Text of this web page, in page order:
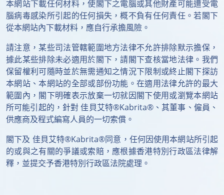
本網站下載任何材料，使閣下之電腦或其他財產可能遭受電
腦病毒感染所引起的任何損失，概不負有任何責任。若閣下
從本網站內下載材料，應自行承擔風險。
請注意，某些司法管轄範圍地方法律不允許排除默示擔保，
據此某些排除未必適用於閣下，請閣下查核當地法律。我們
保留權利可隨時並於無需通知之情況下限制或終止閣下探訪
本網站、本網站的全部或部份功能。在適用法律允許的最大
範圍內，閣下明確表示放棄一切就因閣下使用或瀏覽本網站
所可能引起的，針對 佳貝艾特®Kabrita®、其董事、僱員、
供應商及程式編寫人員的一切索償。
閣下及 佳貝艾特®Kabrita®同意，任何因使用本網站所引起
的或與之有關的爭議或索賠，應根據香港特別行政區法律解
釋，並提交予香港特別行政區法院處理。